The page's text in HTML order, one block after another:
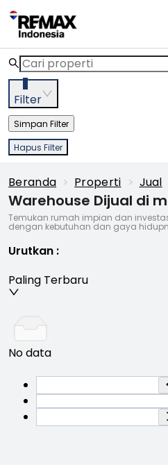
3
Filter
Simpan Filter
Hapus Filter
Beranda > Properti > Jual
Warehouse Dijual di
Temukan rumah impian dan
dengan kebutuhan dan gaya
Urutkan :
Paling Terbaru
No data